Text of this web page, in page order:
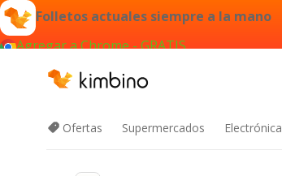
Folletos actuales siempre a la mano
Agregar a Chrome - GRATIS
Ofertas Supermercados Electrónica